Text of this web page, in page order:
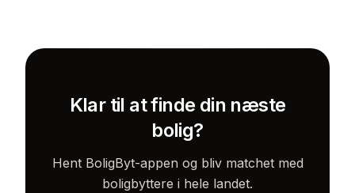
Klar til at finde din næste
bolig?
Hent BoligByt-appen og bliv matchet med
boligbyttere i hele landet.